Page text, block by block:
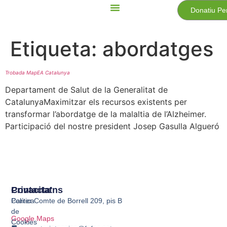
Donatiu
Etiqueta: abordatges
Trobada MapEA Catalunya
Departament de Salut de la Generalitat de
CatalunyaMaximitzar els recursos existents per
transformar l’abordatge de la malaltia de l’Alzheimer.
Participació del nostre president Josep Gasulla Algueró
Privacitat
Política
de
Cookies
Contacta'ns
Carrer Comte de Borrell 209, pis B
Google Maps